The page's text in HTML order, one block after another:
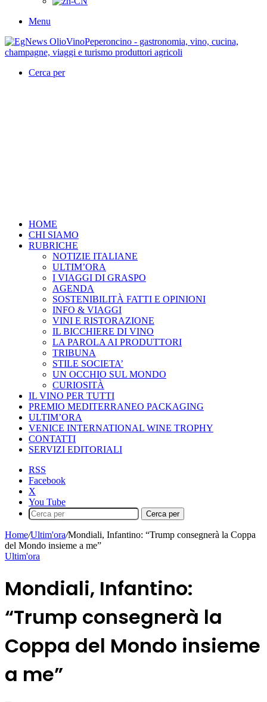
Menu
Cerca per
HOME
CHI SIAMO
RUBRICHE
NOTIZIE ITALIANE
ULTIM’ORA
I VIAGGI DI GRASPO
AGENDA
SOSTENIBILITÀ FATTI E OPINIONI
INFO & VIAGGI
VINI E RISTORAZIONE
IL BICCHIERE DI VINO
LA PAROLA AI PRODUTTORI
TRIBUNA
STILE SOCIETA’
UN OCCHIO SUL MONDO
CURIOSITÀ
IL VINO PER TUTTI
PREMIO MEDITERRANEO PACKAGING
ULTIM’ORA
VENICE INTERNATIONAL WINE TROPHY
CONTATTI
SERVIZI EDITORIALI
RSS
Facebook
X
You Tube
Cerca per
Home/Ultim'ora/Mondiali, Infantino: “Trump consegnerà la Coppa
del Mondo insieme a me”
Ultim'ora
Mondiali, Infantino:
“Trump consegnerà la
Coppa del Mondo insieme
a me”